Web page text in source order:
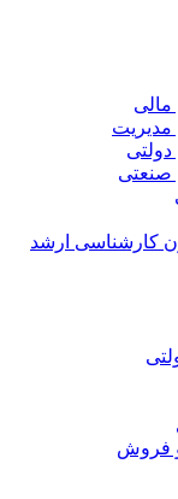
مالی
مدیریت
صنعتی
کارشناسی ارشد
و فروش